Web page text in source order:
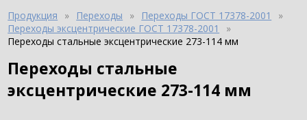
Продукция Переходы
Переходы ГОСТ 17378-2001
Переходы эксцентрические ГОСТ 17378-2001
Переходы стальные эксцентрические 273-114 мм
Переходы стальные
эксцентрические 273-114 мм